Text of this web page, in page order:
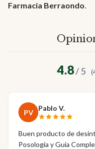
Farmacia Berraondo.
4.8/ 5
PV Pablo V.
Buen producto de
Posologia y Guia